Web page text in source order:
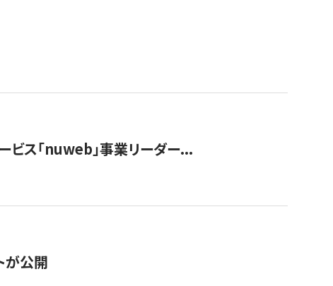
ビス「nuweb」事業リーダー...
が公開